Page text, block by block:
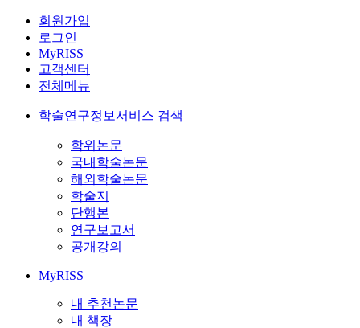
회원가입
로그인
MyRISS
고객센터
전체메뉴
학술연구정보서비스 검색
학위논문
국내학술논문
해외학술논문
학술지
단행본
연구보고서
공개강의
MyRISS
내 추천논문
내 책장